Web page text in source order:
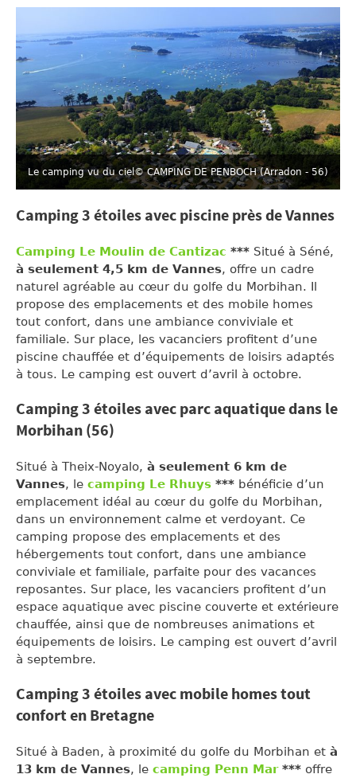
Le camping vu du ciel© CAMPING DE PENBOCH (Arradon - 56)
Camping 3 étoiles avec piscine près de Vannes
Camping Le Moulin de Cantizac *** Situé à Séné,
à seulement 4,5 km de Vannes, offre un cadre
naturel agréable au cœur du golfe du Morbihan. Il
propose des emplacements et des mobile homes
tout confort, dans une ambiance conviviale et
familiale. Sur place, les vacanciers profitent d’une
piscine chauffée et d’équipements de loisirs adaptés
à tous. Le camping est ouvert d’avril à octobre.
Camping 3 étoiles avec parc aquatique dans le
Morbihan (56)
Situé à Theix-Noyalo, à seulement 6 km de
Vannes, le camping Le Rhuys *** bénéficie d’un
emplacement idéal au cœur du golfe du Morbihan,
dans un environnement calme et verdoyant. Ce
camping propose des emplacements et des
hébergements tout confort, dans une ambiance
conviviale et familiale, parfaite pour des vacances
reposantes. Sur place, les vacanciers profitent d’un
espace aquatique avec piscine couverte et extérieure
chauffée, ainsi que de nombreuses animations et
équipements de loisirs. Le camping est ouvert d’avril
à septembre.
Camping 3 étoiles avec mobile homes tout
confort en Bretagne
Situé à Baden, à proximité du golfe du Morbihan et à
13 km de Vannes, le camping Penn Mar *** offre